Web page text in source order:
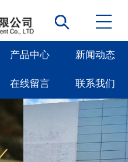
产品中心 新闻动态
在线留言 联系我们